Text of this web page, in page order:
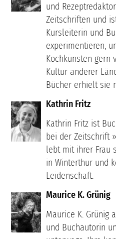
und
Zeitschriften und
Kursleiterin und
experimentieren,
Kochkünsten gern
Kultur anderer
Bücher erhielt sie
Kathrin Fritz
Kathrin Fritz ist
bei der Zeitschrift
lebt mit ihrer Frau
in Winterthur und
Leidenschaft.
Maurice K. Grünig
Maurice K. Grünig
und Buchautorin